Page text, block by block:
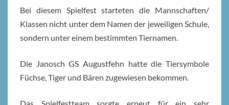
Bei diesem Spielfest starteten die Mannschaften/
Klassen nicht unter dem Namen der jeweiligen Schule,
sondern unter einem bestimmten Tiernamen.
Die Janosch GS Augustfehn hatte die Tiersymbole
Füchse, Tiger und Bären zugewiesen bekommen.